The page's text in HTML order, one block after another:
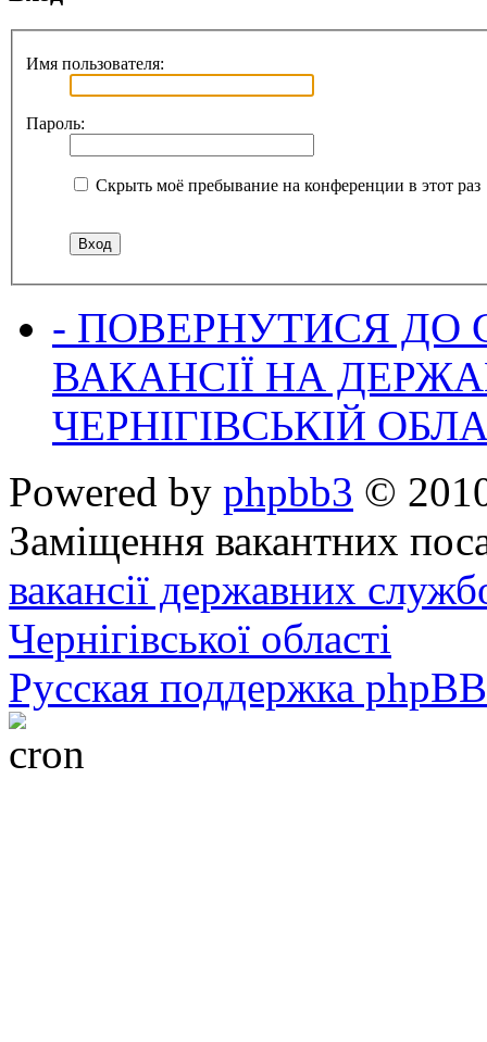
Имя пользователя:
Пароль:
Скрыть моё пребывание на конференции в этот раз
- ПОВЕРНУТИСЯ ДО
ВАКАНСІЇ НА
ЧЕРНІГІВСЬКІЙ
Powered by phpbb3 ©
Заміщення вакантних
вакансії державних
Чернігівської області
Русская поддержка phpBB